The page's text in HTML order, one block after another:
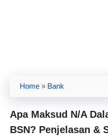
Home » Bank
Apa Maksud N/A
BSN? Penjelasan &